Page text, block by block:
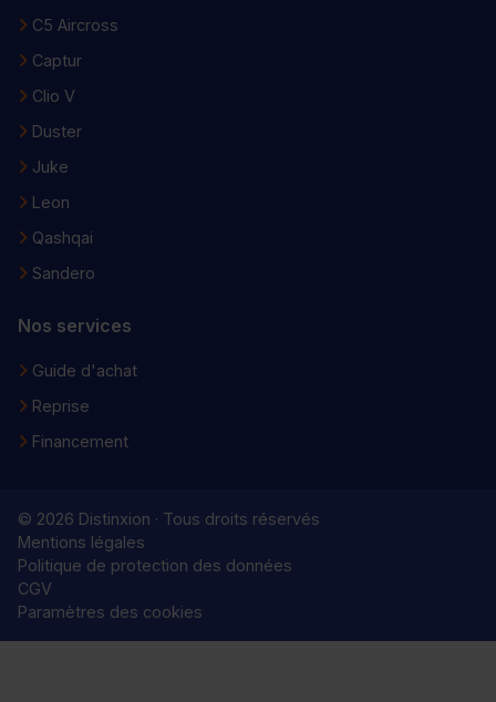
C5 Aircross
Captur
Clio V
Duster
Juke
Leon
Qashqai
Sandero
Nos services
Guide d'achat
Reprise
Financement
© 2026 Distinxion · Tous droits réservés
Mentions légales
Politique de protection des données
CGV
Paramètres des cookies